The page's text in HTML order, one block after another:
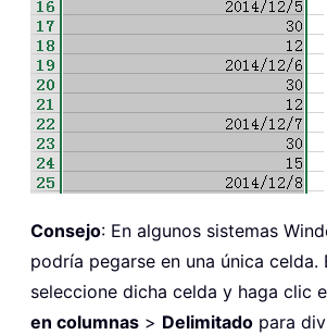
Consejo: En algunos sistemas
podría pegarse en una única celda.
seleccione dicha celda y haga clic
en columnas > Delimitado para